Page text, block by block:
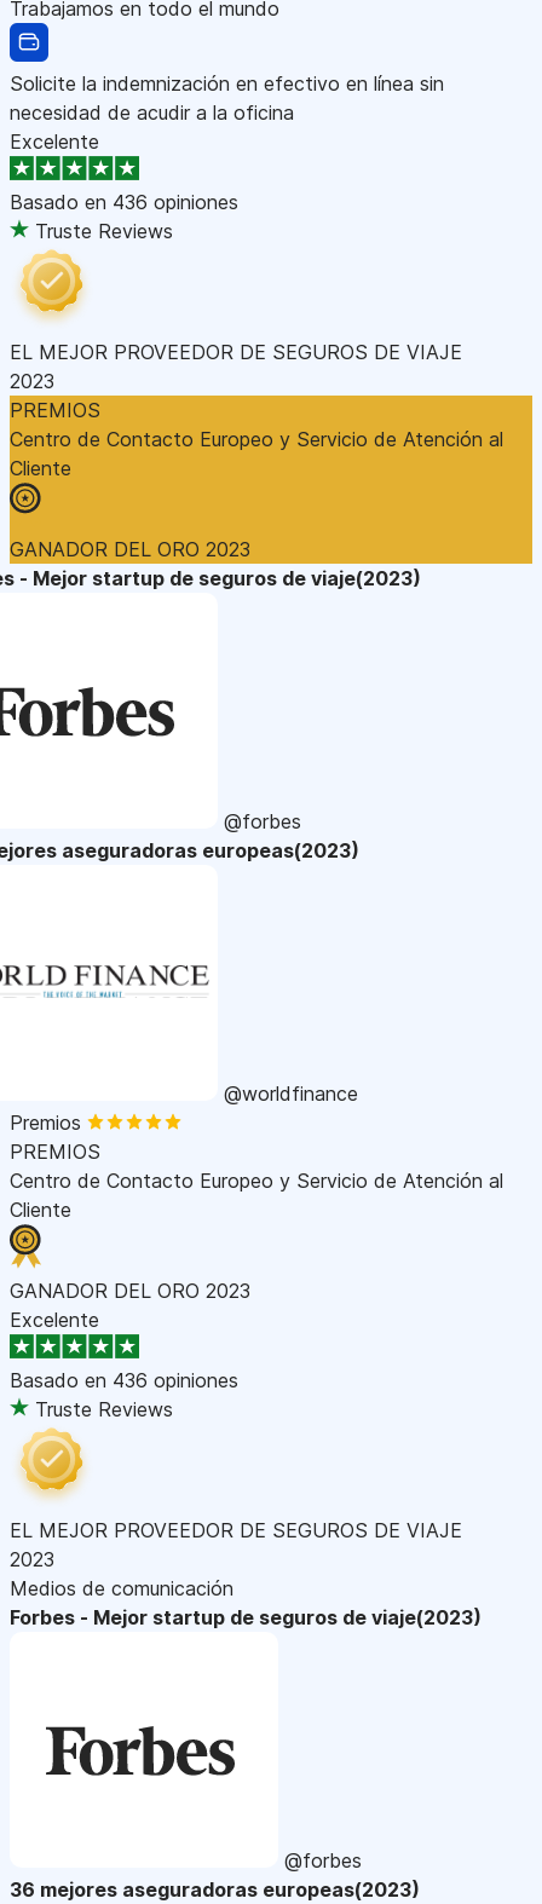
Trabajamos en todo el mundo
Solicite la indemnización en efectivo en línea sin
necesidad de acudir a la oficina
Excelente
Basado en 436 opiniones
Truste Reviews
EL MEJOR PROVEEDOR DE SEGUROS DE VIAJE
2023
PREMIOS
Centro de Contacto Europeo y Servicio de Atención al
Cliente
GANADOR DEL ORO 2023
- Mejor startup de seguros de viaje(2023)
@forbes
aseguradoras europeas(2023)
@worldfinance
Premios
PREMIOS
Centro de Contacto Europeo y Servicio de Atención al
Cliente
GANADOR DEL ORO 2023
Excelente
Basado en 436 opiniones
Truste Reviews
EL MEJOR PROVEEDOR DE SEGUROS DE VIAJE
2023
Medios de comunicación
Forbes - Mejor startup de seguros de viaje(2023)
@forbes
36 mejores aseguradoras europeas(2023)